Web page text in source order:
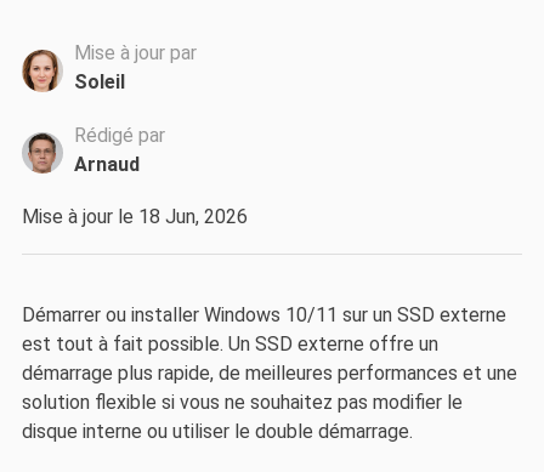
Mise à jour par
Soleil
Rédigé par
Arnaud
Mise à jour le 18 Jun, 2026
Démarrer ou installer Windows 10/11 sur un SSD externe
est tout à fait possible. Un SSD externe offre un
démarrage plus rapide, de meilleures performances et une
solution flexible si vous ne souhaitez pas modifier le
disque interne ou utiliser le double démarrage.